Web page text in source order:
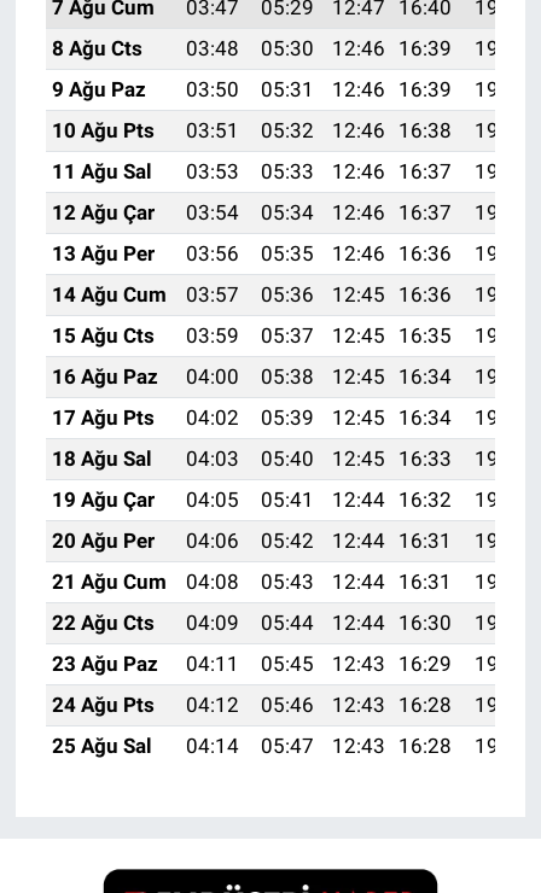
7 Ağu Cum
03:47 05:29 12:47 16:40
19:54
8 Ağu Cts
03:48 05:30 12:46 16:39
19:53
9 Ağu Paz
03:50 05:31 12:46 16:39
19:51
10 Ağu Pts
03:51 05:32 12:46 16:38
19:50
11 Ağu Sal
03:53 05:33 12:46 16:37
19:49
12 Ağu Çar
03:54 05:34 12:46 16:37
19:48
13 Ağu Per
03:56 05:35 12:46 16:36
19:46
14 Ağu Cum
03:57 05:36 12:45 16:36
19:45
15 Ağu Cts
03:59 05:37 12:45 16:35
19:43
16 Ağu Paz
04:00 05:38 12:45 16:34
19:42
17 Ağu Pts
04:02 05:39 12:45 16:34
19:41
18 Ağu Sal
04:03 05:40 12:45 16:33
19:39
19 Ağu Çar
04:05 05:41 12:44 16:32
19:38
20 Ağu Per
04:06 05:42 12:44 16:31
19:36
21 Ağu Cum
04:08 05:43 12:44 16:31
19:35
22 Ağu Cts
04:09 05:44 12:44 16:30
19:33
23 Ağu Paz
04:11 05:45 12:43 16:29
19:32
24 Ağu Pts
04:12 05:46 12:43 16:28
19:30
25 Ağu Sal
04:14 05:47 12:43 16:28 19:28